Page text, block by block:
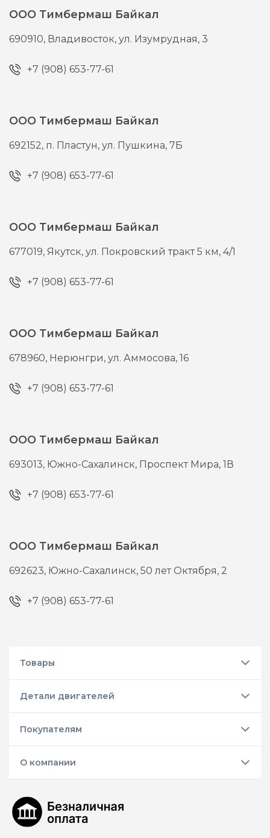
ООО Тимбермаш Байкал
690910, Владивосток,ул. Изумрудная, 3
+7 (908) 653-77-61
ООО Тимбермаш Байкал
692152, п. Пластун,ул. Пушкина, 7Б
+7 (908) 653-77-61
ООО Тимбермаш Байкал
677019, Якутск,ул. Покровский тракт 5 км, 4/1
+7 (908) 653-77-61
ООО Тимбермаш Байкал
678960, Нерюнгри,ул. Аммосова, 16
+7 (908) 653-77-61
ООО Тимбермаш Байкал
693013, Южно-Сахалинск, Проспект Мира, 1В
+7 (908) 653-77-61
ООО Тимбермаш Байкал
692623, Южно-Сахалинск,50 лет Октября, 2
+7 (908) 653-77-61
Товары
Детали двигателей
Покупателям
О компании